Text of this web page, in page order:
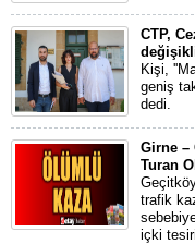
CTP,
Kişi,
geniş
dedi.
Girne –
Turan
trafik
içki